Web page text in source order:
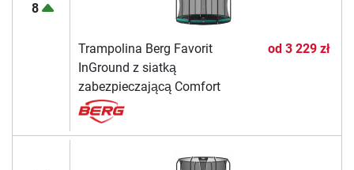
8
Trampolina Berg Favorit
InGround z siatką
zabezpieczającą Comfort
od 3 229 zł